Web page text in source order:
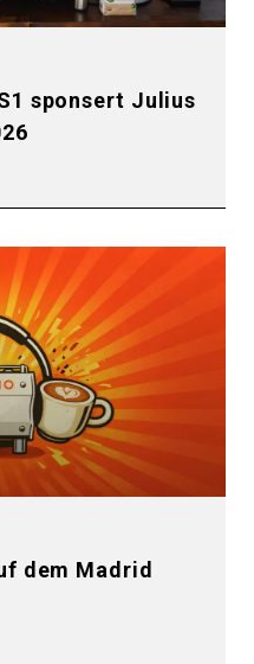
sponsert Julius
dem Madrid